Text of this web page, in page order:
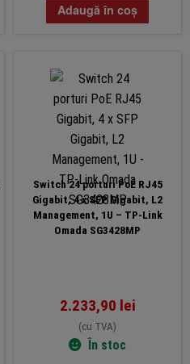
Adaugă în coș
Switch 24 porturi PoE RJ45
Gigabit, 4 x SFP Gigabit, L2
Management, 1U – TP-Link
Omada SG3428MP
2.233,90 lei
(cu TVA)
În stoc